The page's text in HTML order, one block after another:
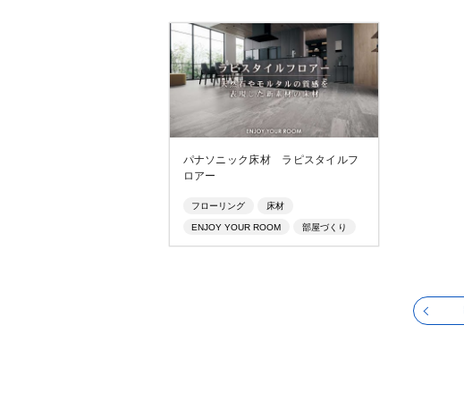
パナソニック床材 ラピスタイルフ
ロアー
フローリング 床材
ENJOY YOUR ROOM 部屋づくり
在宅勤務 石目調 天然石